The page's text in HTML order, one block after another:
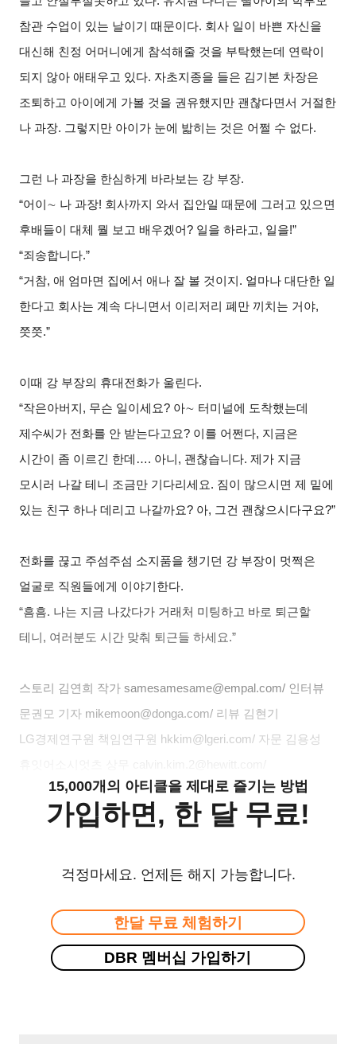
참관 수업이 있는 날이기 때문이다. 회사 일이 바쁜 자신을
대신해 친정 어머니에게 참석해줄 것을 부탁했는데 연락이
되지 않아 애태우고 있다. 자초지종을 들은 김기본 차장은
조퇴하고 아이에게 가볼 것을 권유했지만 괜찮다면서 거절한
나 과장. 그렇지만 아이가 눈에 밟히는 것은 어쩔 수 없다.
그런 나 과장을 한심하게 바라보는 강 부장.
“어이 ∼ 나 과장! 회사까지 와서 집안일 때문에 그러고 있으면
후배들이 대체 뭘 보고 배우겠어? 일을 하라고, 일을!”
“죄송합니다.”
“거참, 애 엄마면 집에서 애나 잘 볼 것이지. 얼마나 대단한 일
한다고 회사는 계속 다니면서 이리저리 폐만 끼치는 거야,
쯧쯧.”
이때 강 부장의 휴대전화가 울린다.
“작은아버지, 무슨 일이세요? 아∼ 터미널에 도착했는데
제수씨가 전화를 안 받는다고요? 이를 어쩐다, 지금은
시간이 좀 이르긴 한데…. 아니, 괜찮습니다. 제가 지금
모시러 나갈 테니 조금만 기다리세요. 짐이 많으시면 제 밑에
있는 친구 하나 데리고 나갈까요? 아, 그건 괜찮으시다구요?”
전화를 끊고 주섬주섬 소지품을 챙기던 강 부장이 멋쩍은
얼굴로 직원들에게 이야기한다.
“흠흠. 나는 지금 나갔다가 거래처 미팅하고 바로 퇴근할
테니, 여러분도 시간 맞춰 퇴근들 하세요.”
스토리 김연희 작가samesamesame@empal.com/ 인터뷰
문권모 기자 mikemoon@donga.com/ 리뷰 김현기
LG경제연구원 책임연구원
hkkim@lgeri.com/ 자문 김용성
15,000개의 아티클을 제대로 즐기는 방법
가입하면, 한 달 무료!
걱정마세요. 언제든 해지 가능합니다.
한달 무료 체험하기
DBR 멤버십 가입하기